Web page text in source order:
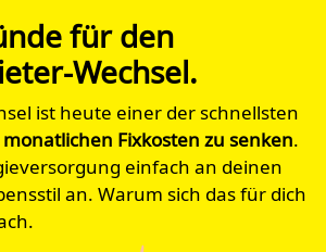
für den
Wechsel.
ist heute einer der schnellsten
monatlichen Fixkosten zu senken.
einfach an deinen
an. Warum sich das für dich